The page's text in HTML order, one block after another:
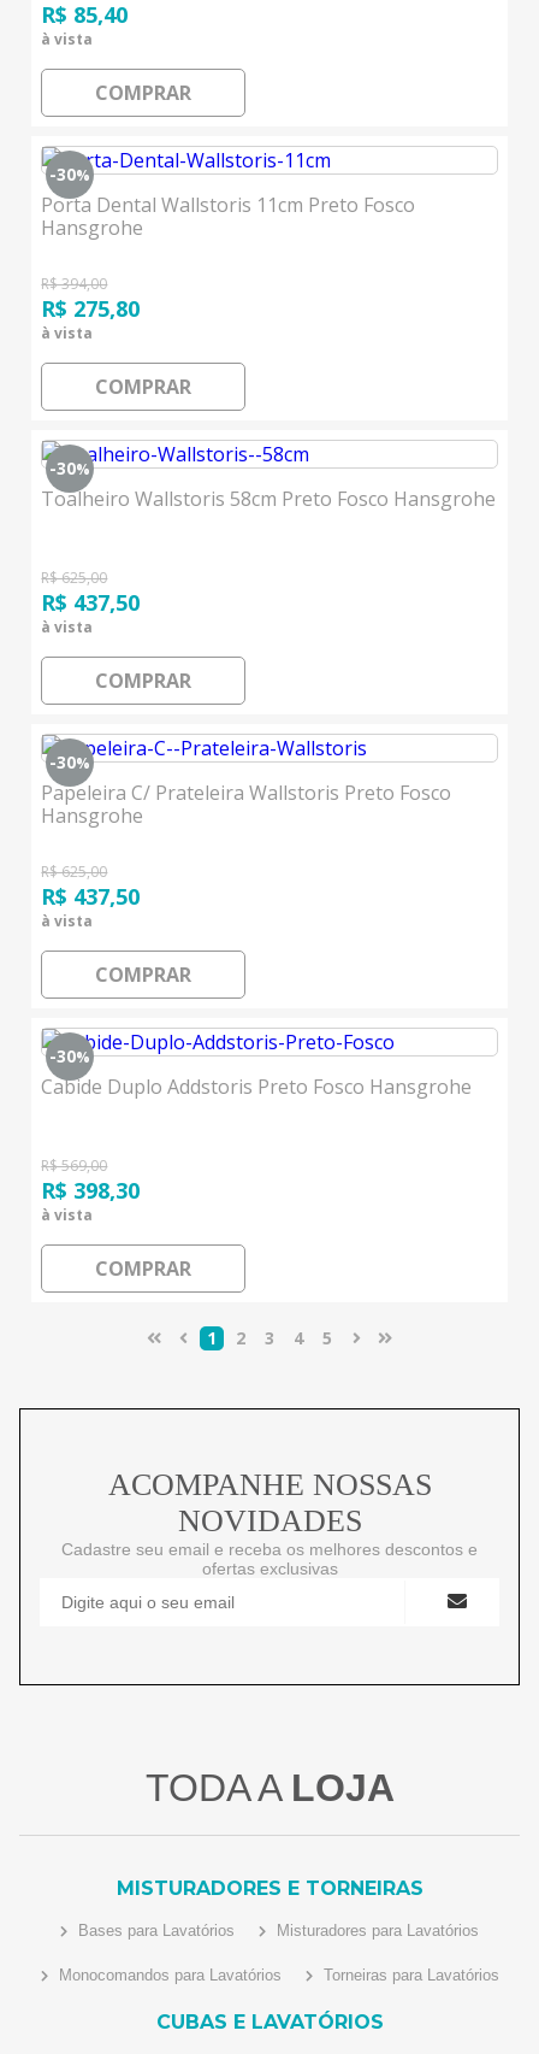
R$ 85,40
à vista
COMPRAR
-30%
Porta Dental Wallstoris 11cm Preto Fosco
Hansgrohe
R$ 394,00
R$ 275,80
à vista
COMPRAR
-30%
Toalheiro Wallstoris 58cm Preto Fosco Hansgrohe
R$ 625,00
R$ 437,50
à vista
COMPRAR
-30%
Papeleira C/ Prateleira Wallstoris Preto Fosco
Hansgrohe
R$ 625,00
R$ 437,50
à vista
COMPRAR
-30%
Cabide Duplo Addstoris Preto Fosco Hansgrohe
R$ 569,00
R$ 398,30
à vista
COMPRAR
1 2 3 4 5
ACOMPANHE NOSSAS
NOVIDADES
Cadastre seu email e receba os melhores descontos e
ofertas exclusivas
TODA A LOJA
MISTURADORES E TORNEIRAS
Bases para Lavatórios Misturadores para Lavatórios
Monocomandos para Lavatórios Torneiras para Lavatórios
CUBAS E LAVATÓRIOS